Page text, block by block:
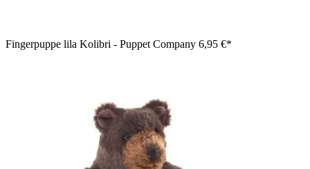
Fingerpuppe lila Kolibri - Puppet Company 6,95 €*